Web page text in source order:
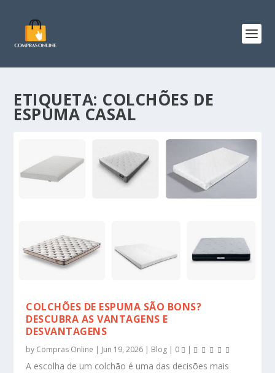
ETIQUETA: COLCHÕES DE
ESPUMA CASAL
COLCHÕES DE ESPUMA SÃO BONS?
DESCUBRA AS VANTAGENS E
DESVANTAGENS
by Compras Online | Jun 19, 2026 | Blog | 0 |
A escolha de um colchão é uma das decisões mais